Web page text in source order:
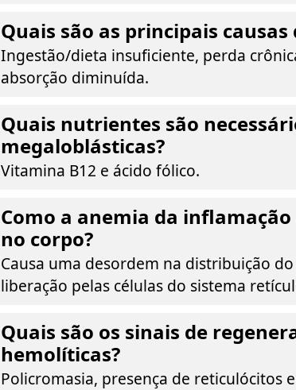
Quais são as principais
Ingestão/dieta insuficiente, perda
absorção diminuída.
Quais nutrientes são
megaloblásticas?
Vitamina B12 e ácido fólico.
Como a anemia da
no corpo?
Causa uma desordem na distribuição
liberação pelas células do sistema
Quais são os sinais de
hemolíticas?
Policromasia, presença de reticulócitos